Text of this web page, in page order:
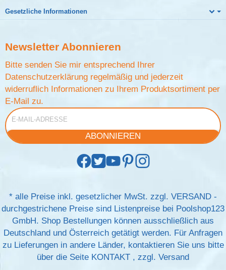
Gesetzliche Informationen
Newsletter Abonnieren
Bitte senden Sie mir entsprechend Ihrer
Datenschutzerklärung regelmäßig und jederzeit
widerruflich Informationen zu Ihrem Produktsortiment per
E-Mail zu.
E-Mail-Adresse
ABONNIEREN
* alle Preise inkl. gesetzlicher MwSt. zzgl. VERSAND -
durchgestrichene Preise sind Listenpreise bei Poolshop123
GmbH. Shop Bestellungen können ausschließlich aus
Deutschland und Österreich getätigt werden. Für Anfragen
zu Lieferungen in andere Länder, kontaktieren Sie uns bitte
über die Seite KONTAKT , zzgl. Versand